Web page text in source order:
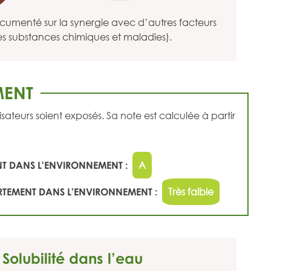
sur la synergie avec d’autres facteurs
substances chimiques et maladies).
soient exposés. Sa note est calculée à partir
DANS L'ENVIRONNEMENT : A
DANS L'ENVIRONNEMENT : Très faible
Solubilité dans l’eau